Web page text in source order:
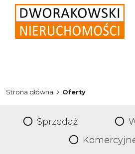
Strona główna Oferty
Sprzedaż